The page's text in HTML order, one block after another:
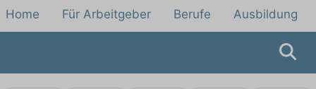
Home Für Arbeitgeber Berufe Ausbildung